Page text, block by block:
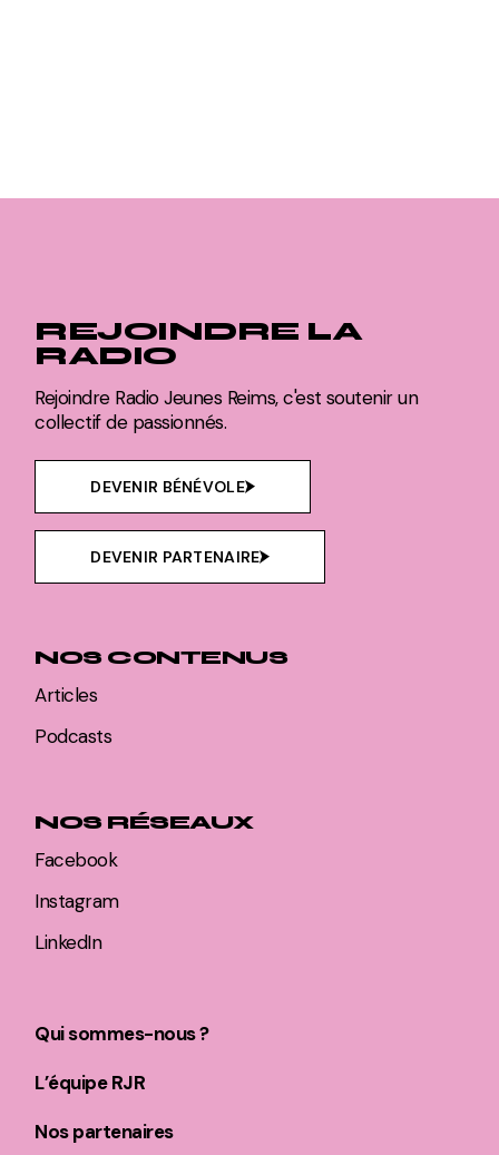
REJOINDRE LA
RADIO
Rejoindre Radio Jeunes Reims, c'est soutenir un
collectif de passionnés.
DEVENIR BÉNÉVOLE
DEVENIR PARTENAIRE
NOS CONTENUS
Articles
Podcasts
NOS RÉSEAUX
Facebook
Instagram
LinkedIn
Qui sommes-nous ?
L’équipe RJR
Nos partenaires